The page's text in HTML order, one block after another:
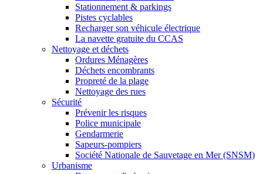
Stationnement & parkings
Pistes cyclables
Recharger son véhicule électrique
La navette gratuite du CCAS
Nettoyage et déchets
Ordures Ménagères
Déchets encombrants
Propreté de la plage
Nettoyage des rues
Sécurité
Prévenir les risques
Police municipale
Gendarmerie
Sapeurs-pompiers
Société Nationale de Sauvetage en Mer (SNSM)
Urbanisme